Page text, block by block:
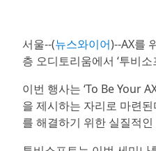
서울--(뉴스와이어)--AX를
층 오디토리움에서 ‘투비
이번 행사는 ‘To Be Your
을 제시하는 자리로 마련
를 해결하기 위한 실질적